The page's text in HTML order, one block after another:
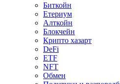
Биткойн
Етериум
Алткойн
Блокчейн
Крипто хазарт
DeFi
ETF
NFT
Обмен